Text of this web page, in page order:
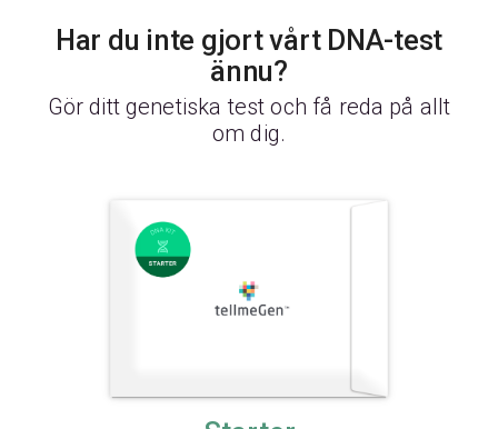
Har du inte gjort vårt DNA-test
ännu?
Gör ditt genetiska test och få reda på allt
om dig.